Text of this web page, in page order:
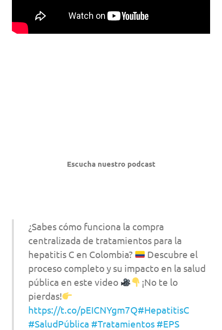
Escucha nuestro podcast
¿Sabes cómo funciona la compra
centralizada de tratamientos para la
hepatitis C en Colombia?
Descubre el
proceso completo y su impacto en la salud
pública en este video
¡No te lo
pierdas!
https://t.co/pEICNYgm7Q#HepatitisC
#SaludPública #Tratamientos #EPS